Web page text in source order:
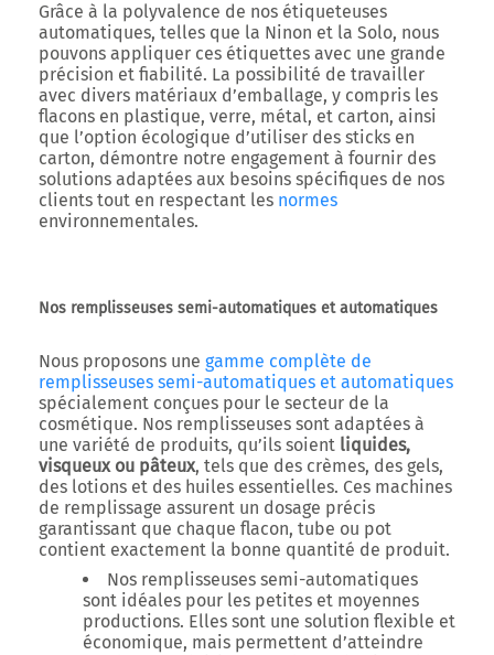
Grâce à la polyvalence de nos étiqueteuses
automatiques, telles que la Ninon et la Solo, nous
pouvons appliquer ces étiquettes avec une grande
précision et fiabilité. La possibilité de travailler
avec divers matériaux d’emballage, y compris les
flacons en plastique, verre, métal, et carton, ainsi
que l’option écologique d’utiliser des sticks en
carton, démontre notre engagement à fournir des
solutions adaptées aux besoins spécifiques de nos
clients tout en respectant les normes
environnementales.
Nos remplisseuses semi-automatiques et automatiques
Nous proposons une gamme complète de
remplisseuses semi-automatiques et automatiques
spécialement conçues pour le secteur de la
cosmétique. Nos remplisseuses sont adaptées à
une variété de produits, qu’ils soient liquides,
visqueux ou pâteux, tels que des crèmes, des gels,
des lotions et des huiles essentielles. Ces machines
de remplissage assurent un dosage précis
garantissant que chaque flacon, tube ou pot
contient exactement la bonne quantité de produit.
Nos remplisseuses semi-automatiques
sont idéales pour les petites et moyennes
productions. Elles sont une solution flexible et
économique, mais permettent d’atteindre